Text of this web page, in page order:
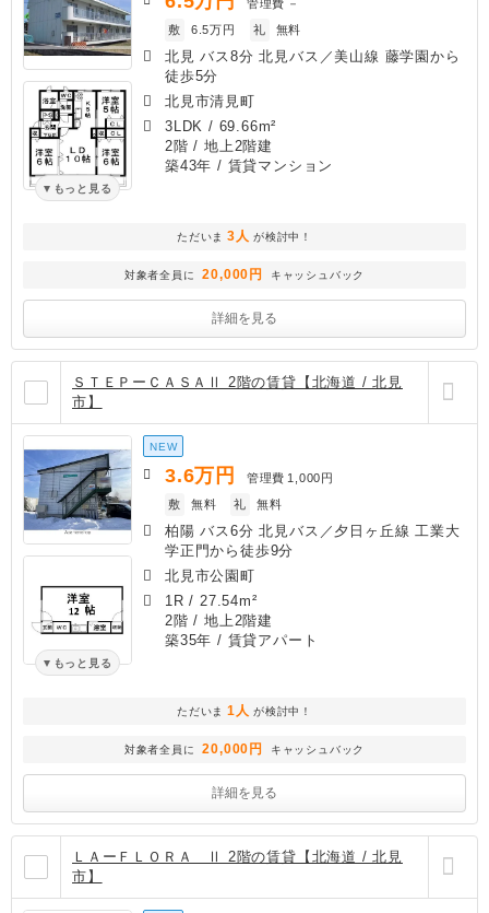
もっと見る
管理費 －
敷
6.5万円 礼 無料
北見 バス8分 北見バス／美山線 藤学園から
徒歩5分
北見市清見町
3LDK / 69.66m²
2階 / 地上2階建
築43年 / 賃貸マンション
ただいま 3人 が検討中！
対象者全員に 20,000円 キャッシュバック
詳細を見る
ＳＴＥＰーＣＡＳＡⅡ 2階の賃貸【北海道 / 北見
市】
もっと見る
NEW
3.6万円 管理費 1,000円
敷
無料 礼 無料
柏陽 バス6分 北見バス／夕日ヶ丘線 工業大
学正門から徒歩9分
北見市公園町
1R / 27.54m²
2階 / 地上2階建
築35年 / 賃貸アパート
ただいま 1人 が検討中！
対象者全員に 20,000円 キャッシュバック
詳細を見る
ＬＡーＦＬＯＲＡ Ⅱ 2階の賃貸【北海道 / 北見
市】